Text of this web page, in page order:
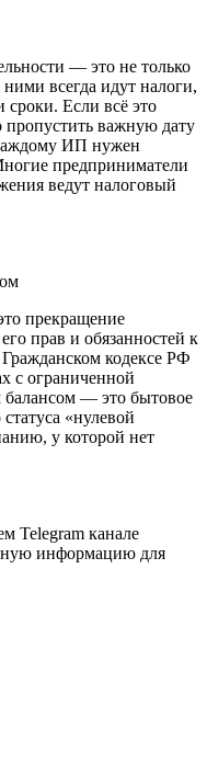
— это не только
всегда идут налоги,
сроки. Если всё это
важную дату
ИП нужен
предприниматели
ведут налоговый
прекращение
прав и обязанностей к
кодексе РФ
с ограниченной
— это бытовое
«нулевой
у которой нет
Telegram канале
информацию для